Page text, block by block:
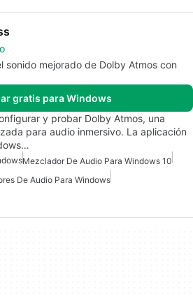
sonido mejorado de Dolby Atmos con
gratis para Windows
y probar Dolby Atmos, una
para audio inmersivo. La aplicación
Mezclador De Audio Para Windows 10
De Audio Para Windows